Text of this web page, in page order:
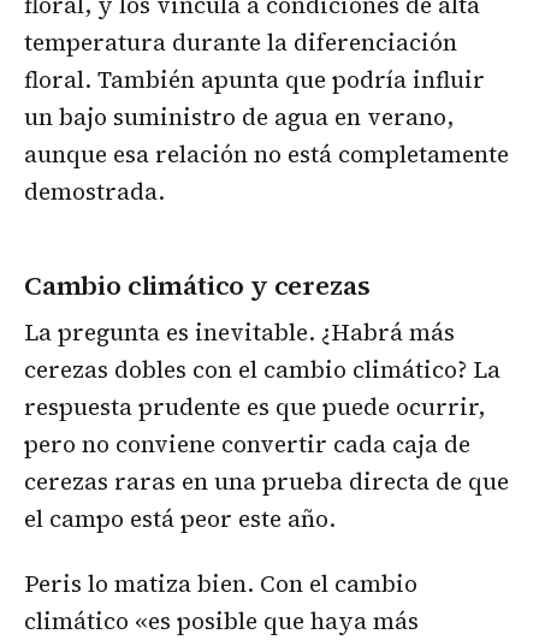
temperatura durante la diferenciación
floral. También apunta que podría influir
un bajo suministro de agua en verano,
aunque esa relación no está completamente
demostrada.
Cambio climático y cerezas
La pregunta es inevitable. ¿Habrá más
cerezas dobles con el cambio climático? La
respuesta prudente es que puede ocurrir,
pero no conviene convertir cada caja de
cerezas raras en una prueba directa de que
el campo está peor este año.
Peris lo matiza bien. Con el cambio
climático «es posible que haya más